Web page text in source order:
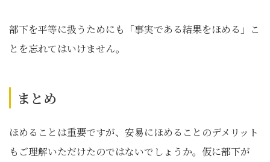
部下を平等に扱うためにも「事実である結果をほめる」こ
とを忘れてはいけません。
まとめ
ほめることは重要ですが、安易にほめることのデメリット
もご理解いただけたのではないでしょうか。仮に部下が